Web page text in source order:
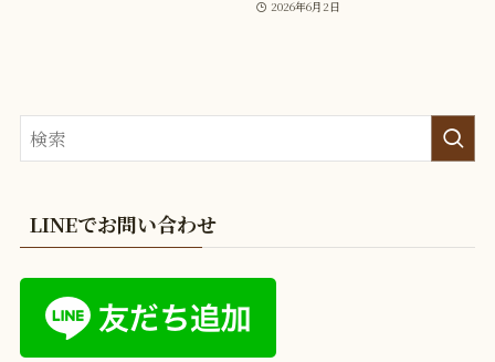
2026年6月2日
LINEでお問い合わせ